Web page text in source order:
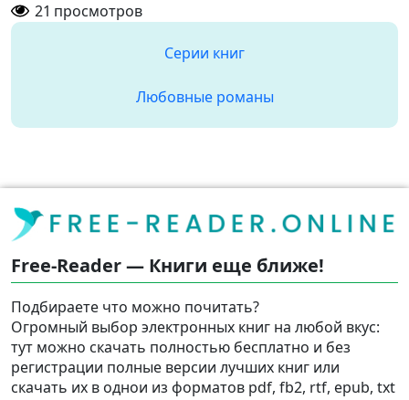
21 просмотров
Серии книг
Любовные романы
Free-Reader — Книги еще ближе!
Подбираете что можно почитать?
Огромный выбор электронных книг на любой вкус:
тут можно скачать полностью бесплатно и без
регистрации полные версии лучших книг или
скачать их в однои из форматов pdf, fb2, rtf, epub, txt